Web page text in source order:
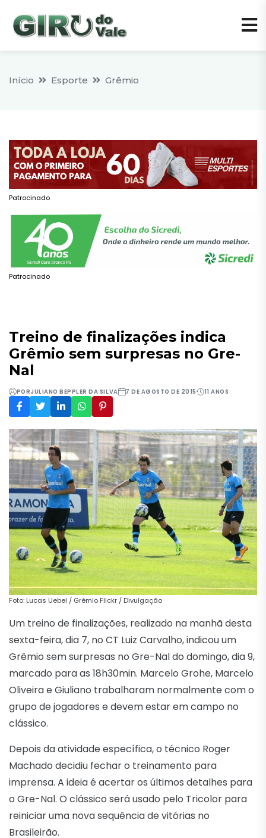
Início Esporte Grêmio
Patrocinado
Patrocinado
Treino de finalizações indica
Grêmio sem surpresas no Gre-
Nal
PORJULIANO BEPPLER DA SILVA 7 DE AGOSTO DE 2015 11 ANOS
Foto: Lucas Uebel / Grêmio Flickr / Divulgação
Um treino de finalizações, realizado na manhã desta
sexta-feira, dia 7, no CT Luiz Carvalho, indicou um
Grêmio sem surpresas no Gre-Nal do domingo, dia 9,
marcado para as 18h30min. Marcelo Grohe, Marcelo
Oliveira e Giuliano trabalharam normalmente com o
grupo de jogadores e devem estar em campo no
clássico.
Depois da atividade específica, o técnico Roger
Machado decidiu fechar o treinamento para
imprensa. A ideia é acertar os últimos detalhes para
o Gre-Nal. O clássico será usado pelo Tricolor para
reiniciar uma nova sequência de vitórias no
Brasileirão.